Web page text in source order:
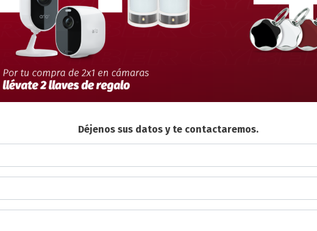
Déjenos sus datos y te contactaremos.